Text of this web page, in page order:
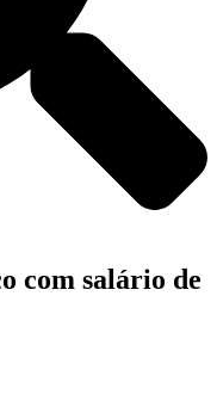
com salário de